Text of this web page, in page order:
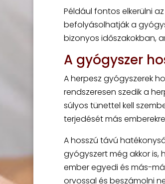
Például fontos elkerülni
befolyásolhatják a
bizonyos időszakokban,
A gyógyszer
A herpesz gyógyszerek
rendszeresen szedik a
súlyos tünettel kell
terjedését más
A hosszú távú
gyógyszert még akkor is,
ember egyedi és más-
orvossal és beszámolni